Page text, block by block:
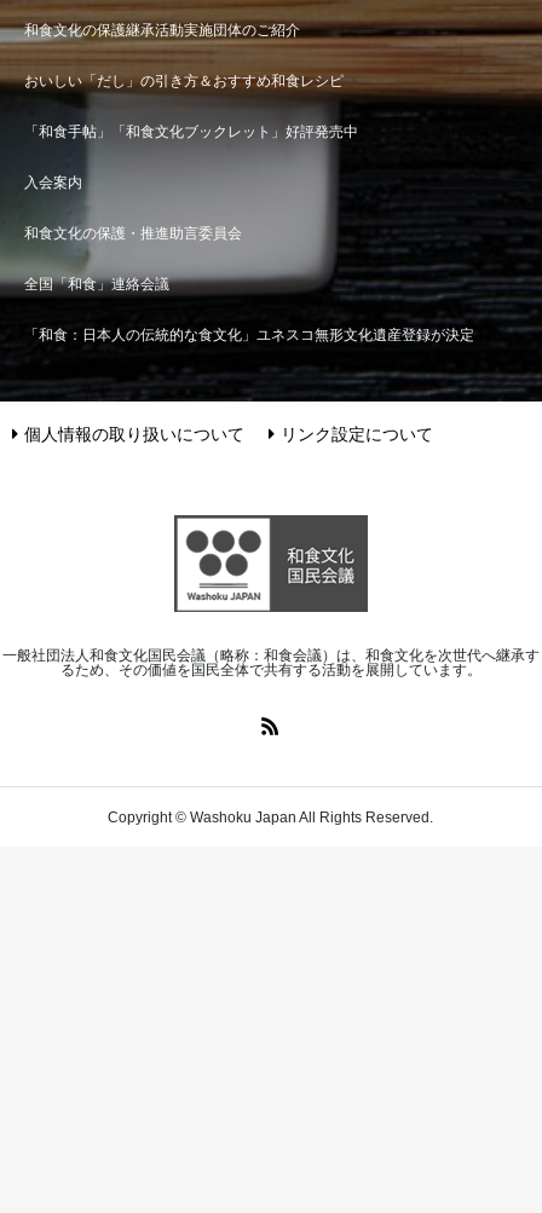
和食文化の保護継承活動実施団体のご紹介
おいしい「だし」の引き方＆おすすめ和食レシピ
「和食手帖」「和食文化ブックレット」好評発売中
入会案内
和食文化の保護・推進助言委員会
全国「和食」連絡会議
「和食：日本人の伝統的な食文化」ユネスコ無形文化遺産登録が決定
個人情報の取り扱いについて リンク設定について
一般社団法人和食文化国民会議（略称：和食会議）は、和食文化を次世代へ継承す
るため、その価値を国民全体で共有する活動を展開しています。
Copyright © Washoku Japan All Rights Reserved.